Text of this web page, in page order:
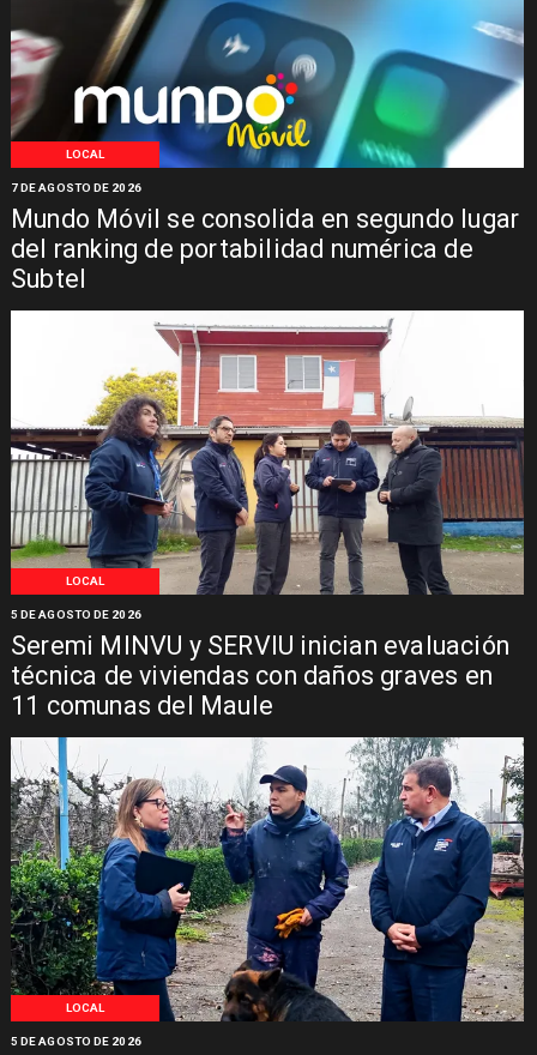
LOCAL
Mundo Móvil se consolida en segundo lugar
del ranking de portabilidad numérica de
Subtel
7 DE AGOSTO DE 2026
LOCAL
Seremi MINVU y SERVIU inician evaluación
técnica de viviendas con daños graves en
11 comunas del Maule
5 DE AGOSTO DE 2026
LOCAL
5 DE AGOSTO DE 2026